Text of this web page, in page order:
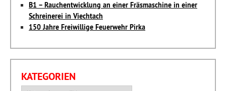
B1 – Rauchentwicklung an einer Fräsmaschine in einer
Schreinerei in Viechtach
150 Jahre Freiwillige Feuerwehr Pirka
KATEGORIEN